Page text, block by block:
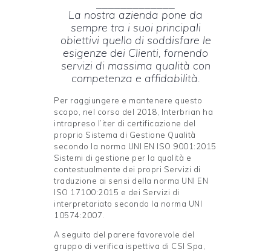
La nostra azienda pone da
sempre tra i suoi principali
obiettivi quello di soddisfare le
esigenze dei Clienti, fornendo
servizi di massima qualità con
competenza e affidabilità.
Per raggiungere e mantenere questo
scopo, nel corso del 2018, Interbrian ha
intrapreso l’iter di certificazione del
proprio Sistema di Gestione Qualità
secondo la norma UNI EN ISO 9001:2015
Sistemi di gestione per la qualità e
contestualmente dei propri Servizi di
traduzione ai sensi della norma UNI EN
ISO 17100:2015 e dei Servizi di
interpretariato secondo la norma UNI
10574:2007.
A seguito del parere favorevole del
gruppo di verifica ispettiva di CSI Spa,